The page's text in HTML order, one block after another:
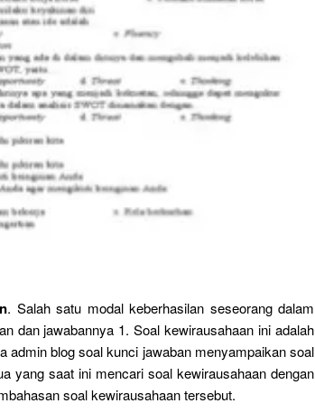
. Salah satu modal keberhasilan seseorang dalam
dan jawabannya 1. Soal kewirausahaan ini adalah
admin blog soal kunci jawaban menyampaikan soal
yang saat ini mencari soal kewirausahaan dengan
soal kewirausahaan tersebut.